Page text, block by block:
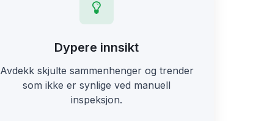
Dypere innsikt
Avdekk skjulte sammenhenger og trender
som ikke er synlige ved manuell
inspeksjon.